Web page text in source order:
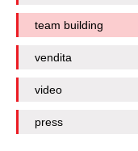
team building
vendita
video
press